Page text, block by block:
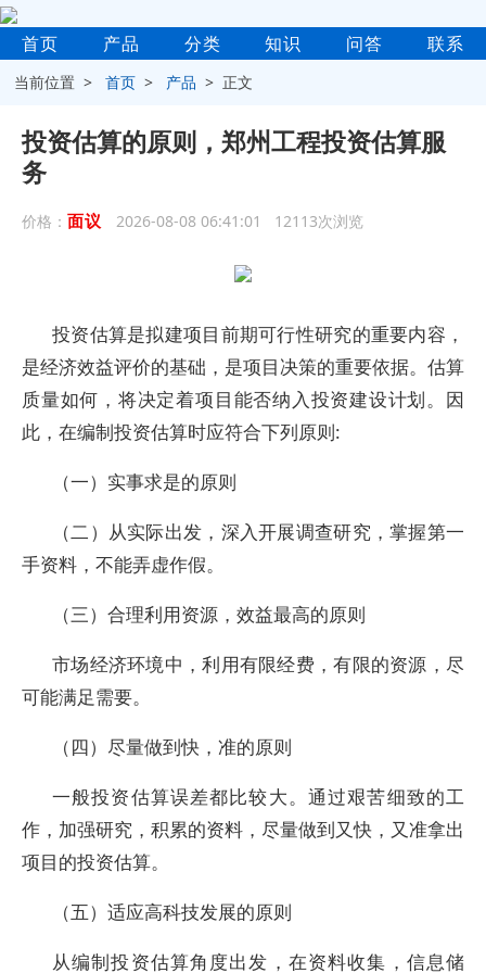
首页 产品 分类 知识 问答 联系
当前位置 >首页 > 产品 > 正文
投资估算的原则，郑州工程投资估算服
务
价格： 面议 2026-08-08 06:41:01 12113次浏览
投资估算是拟建项目前期可行性研究的重要内容，
是经济效益评价的基础，是项目决策的重要依据。估算
质量如何，将决定着项目能否纳入投资建设计划。因
此，在编制投资估算时应符合下列原则:
（一）实事求是的原则
（二）从实际出发，深入开展调查研究，掌握第一
手资料，不能弄虚作假。
（三）合理利用资源，效益最高的原则
市场经济环境中，利用有限经费，有限的资源，尽
可能满足需要。
（四）尽量做到快，准的原则
一般投资估算误差都比较大。通过艰苦细致的工
作，加强研究，积累的资料，尽量做到又快，又准拿出
项目的投资估算。
（五）适应高科技发展的原则
从编制投资估算角度出发，在资料收集，信息储